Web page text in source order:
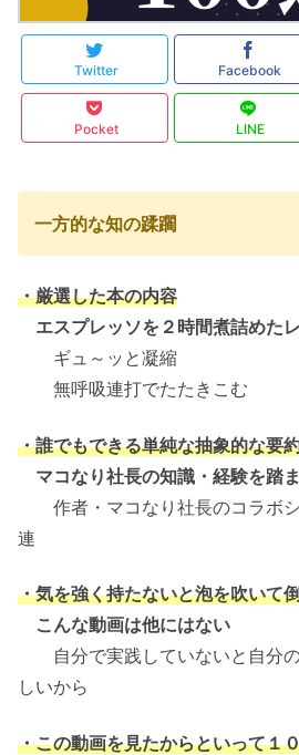
Twitter Facebook
Pocket LINE
一方的な知の蹂躙
・厳選した本の内容
エスプレッソを２時間煮詰めた
ギュ～ッと凝縮
無呼吸連打でたたきこむ
・誰でもできる単純な抽象的な要
マコなり社長の知識・経験を踏
作者・マコなり社長のコラボシ
連
・気を強く持たないと泡を吹いて
こんな動画は他にはない
自分で実践していないと自分
しいから
・この動画を見たからといって１